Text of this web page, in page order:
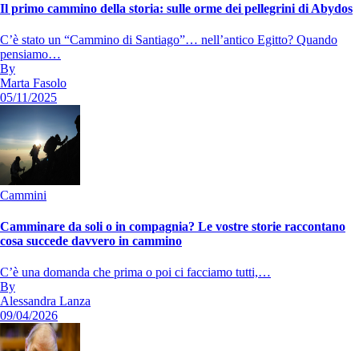
Il primo cammino della storia: sulle orme dei pellegrini di Abydos
C’è stato un “Cammino di Santiago”… nell’antico Egitto? Quando
pensiamo…
By
Marta Fasolo
05/11/2025
Cammini
Camminare da soli o in compagnia? Le vostre storie raccontano
cosa succede davvero in cammino
C’è una domanda che prima o poi ci facciamo tutti,…
By
Alessandra Lanza
09/04/2026